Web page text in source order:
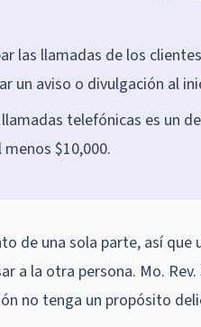
las llamadas de los
un aviso o divulgación al
telefónicas es un
$10,000.
de una sola parte, así
a la otra persona. Mo.
no tenga un propósito